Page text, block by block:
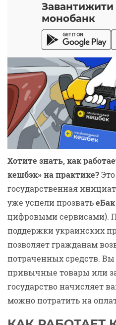
Завантижити
монобанк
Хотите знать, как
кешбэк» на практике?
государственная
уже успели прозватьеБак
цифровыми сервисами).
поддержки украинских
позволяет гражданам
потраченных средств. Вы
привычные товары или
государство начисляет
можно потратить на